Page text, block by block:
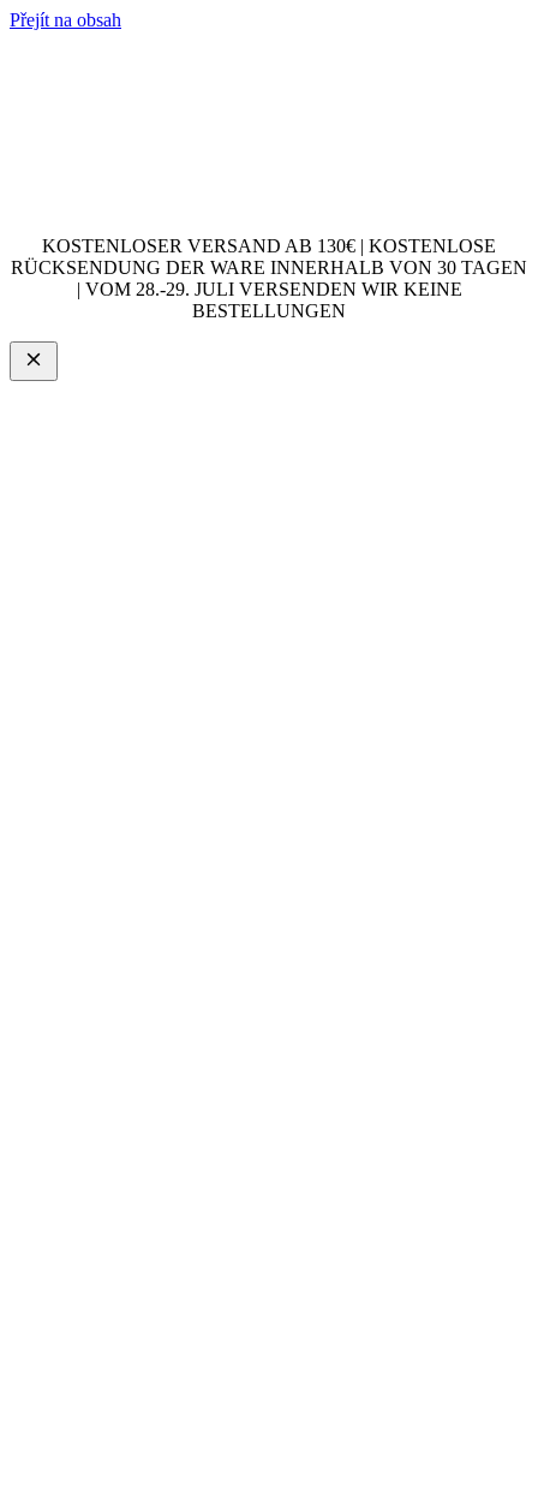
Přejít na obsah
KOSTENLOSER VERSAND AB 130€ | KOSTENLOSE
RÜCKSENDUNG DER WARE INNERHALB VON 30 TAGEN
| VOM 28.-29. JULI VERSENDEN WIR KEINE
BESTELLUNGEN